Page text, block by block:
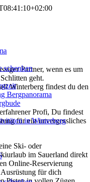
schenken
Bergpanorama
in Winterberg
Partner, wenn es um
geht.
Winterberg findest du den
Profi, Du findest
für ein unvergessliches
Ski- oder
im Sauerland direkt
Online-Reservierung
Ausrüstung für dich